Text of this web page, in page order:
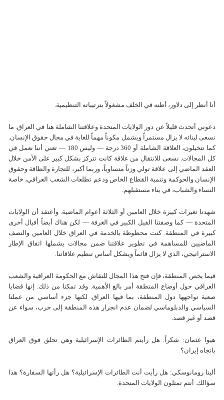
أنا أنظر إلى دلاور، أظنه في الخلف مشغولاً بترتيباته التنظيمية.
دعوني أتحدث قليلاً عن دور الولايات المتحدة وعلاقتنا الشاملة هنا في العراق. ما
نسعى لبنائه لا يزال مستمراً ويشمل مكوناً مهماً للغاية في مجال حقوق الإنسان.
كما تتخيلون، العلاقة الشاملة أو 360 درجة — وليس 180 — تعني أننا نعمل في
كل المجالات. نسعى للانتقال من علاقة كانت تتركز بشكل كبير على الأمن خلال
العقد الماضي إلى علاقة تولي وزناً متساوياً، وربما أكبر، للتجارة والطاقة وحقوق
الإنسان والحوكمة وتنمية القطاع الخاص ودعم تطلعات الشعب العراقي، خاصة
النساء والشباب، في بناء مستقبلهم.
شهدنا تغيرات كبيرة خلال العامين أو الثلاثة أعوام الماضية. وأعتقد أن الولايات
المتحدة — كما وصفتنا الفيل الكبير في الغرفة — لكن هناك أيضاً أفيال أخرى
كبيرة في المنطقة. كنت محظوظة بالخدمة في العراق خلال العامين والنصف
الماضيين للمساهمة في تطوير علاقتنا ضمن مجالات يشملها اتفاق الإطار
الاستراتيجي، الذي لا يزال قائماً ويشكل أساس تنظيم علاقاتنا.
فيما يخص المنطقة، فإن فتح هذا المجال للنقاش مع الحكومة العراقية والشعب
العراقي حول أوضاع المنطقة أمر بالغ الأهمية. وقد تمكنا من ذلك. إنها قضايا
صعبة تواجهها دول المنطقة، بما فيها العراق. لكنها جزء أساسي من عملنا
السياسي والدبلوماسي لضمان عدم انجرار هذه المنطقة إلى حرب، سواء عن
قصد أو غير قصد.
هيوا عثمان: شكراً. هل رأيتم الطائرات الإسرائيلية وهي تحلق فوق العراق
باتجاه إيران؟
ألينا رومانوسكي: هل رأيت أنت الطائرات الإسرائيلية؟ هل رأتها السفارة؟ هذا
سؤالك. أنتم تمثلون الولايات المتحدة.